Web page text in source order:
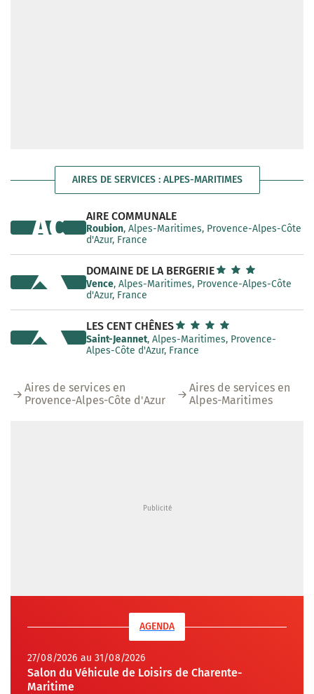
AIRES DE SERVICES : ALPES-MARITIMES
AIRE COMMUNALE
Roubion, Alpes-Maritimes, Provence-Alpes-Côte
d'Azur, France
AC
DOMAINE DE LA BERGERIE
Vence, Alpes-Maritimes, Provence-Alpes-Côte
d'Azur, France
LES CENT CHÊNES
Saint-Jeannet, Alpes-Maritimes, Provence-
Alpes-Côte d'Azur, France
Aires de services en
Provence-Alpes-Côte d'Azur
Aires de services en
Alpes-Maritimes
AGENDA
27/08/2026 au 31/08/2026
Salon du Véhicule de Loisirs de Charente-
Maritime